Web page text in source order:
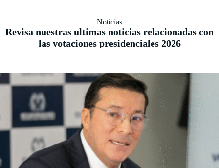
Noticias
Revisa nuestras ultimas noticias relacionadas con
las votaciones presidenciales 2026